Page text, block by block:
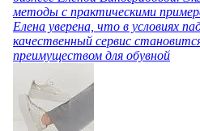
методы с практическими
Елена уверена, что в условиях
качественный сервис
преимуществом для обувной